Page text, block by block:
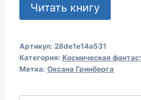
Читать книгу
Артикул: 28de1e14a531
Категория: Космическая
Метка: Оксана Гринберга